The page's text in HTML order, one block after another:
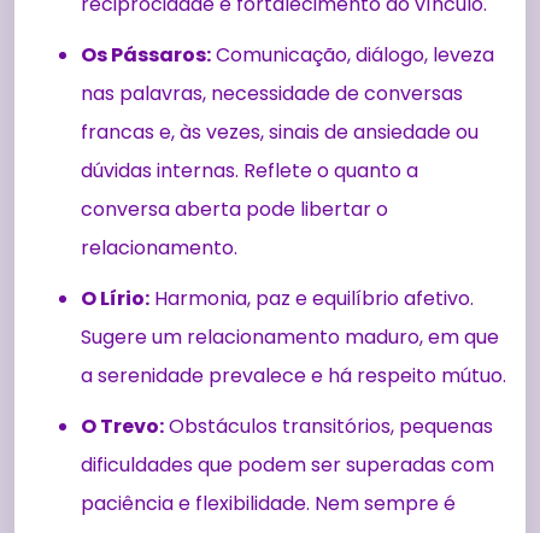
Os Pássaros:Comunicação, diálogo, leveza
nas palavras, necessidade de conversas
francas e, às vezes, sinais de ansiedade ou
dúvidas internas. Reflete o quanto a
conversa aberta pode libertar o
relacionamento.
O Lírio: Harmonia, paz e equilíbrio afetivo.
Sugere um relacionamento maduro, em que
a serenidade prevalece e há respeito mútuo.
O Trevo:Obstáculos transitórios, pequenas
dificuldades que podem ser superadas com
paciência e flexibilidade. Nem sempre é